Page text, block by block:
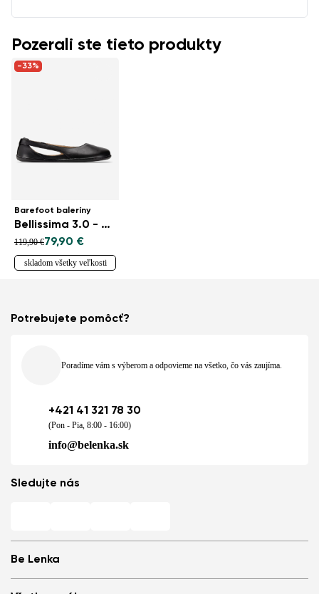
Pozerali ste tieto produkty
-33%
Barefoot baleríny
Bellissima 3.0 - All Black
119,90 €79,90 €
skladom všetky veľkosti
Be Lenka
Potrebujete pomôcť?
Poradíme vám s výberom a odpovieme na všetko, čo vás zaujíma.
+421 41 321 78 30
(Pon - Pia, 8:00 - 16:00)
info@belenka.sk
Sledujte nás